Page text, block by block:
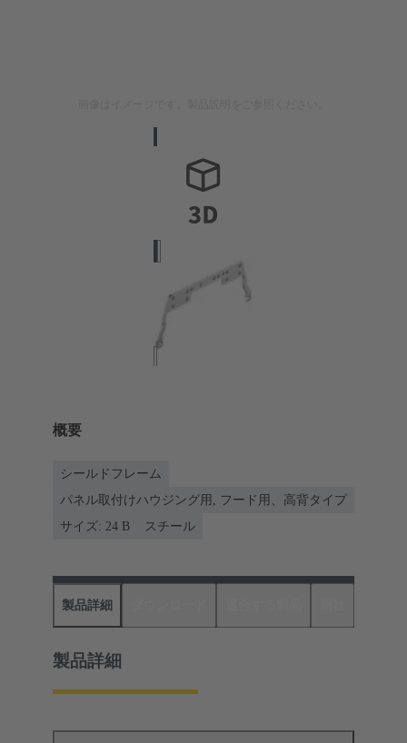
概要
シールドフレーム
パネル取付けハウジング用, フード用、高背タイプ
サイズ: 24 B
スチール
製品詳細
製品詳細